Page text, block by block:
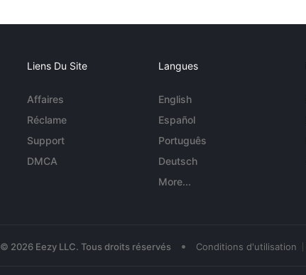
Liens Du Site
Affaires
Réclame
Support
DMCA
Langues
English
Español
Português
Deutsch
More...
© 2026 Eezy LLC. Tous droits réservés • Conditions d'utilisation